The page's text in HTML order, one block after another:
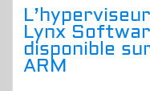
Lynx
disponible
ARM